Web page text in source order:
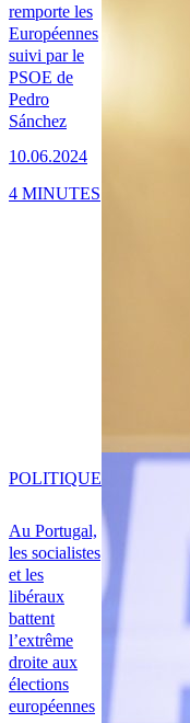
remporte les
Européennes
suivi par le
PSOE de
Pedro
Sánchez
10.06.2024
4 MINUTES
Au Portugal,
les socialistes
et les
libéraux
battent
l’extrême
droite aux
élections
européennes
POLITIQUE